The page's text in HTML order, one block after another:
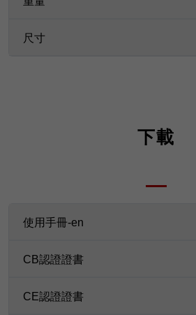
尺寸
下載
使用手冊-en
CB認證證書
CE認證證書